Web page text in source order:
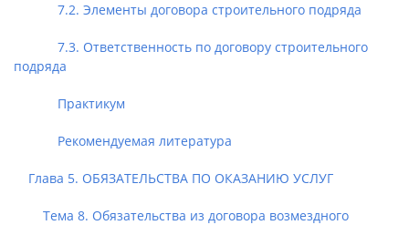
7.2. Элементы договора строительного подряда
7.3. Ответственность по договору строительного
подряда
Практикум
Рекомендуемая литература
Глава 5. ОБЯЗАТЕЛЬСТВА ПО ОКАЗАНИЮ УСЛУГ
Тема 8. Обязательства из договора возмездного